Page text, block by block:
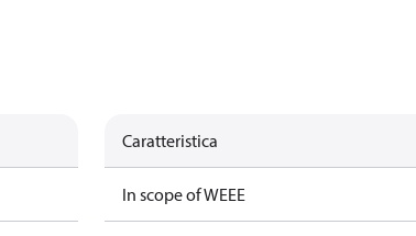
Caratteristica
In scope of WEEE